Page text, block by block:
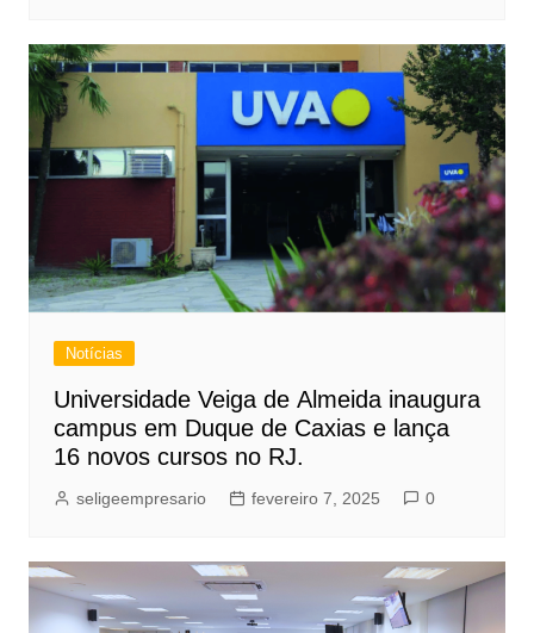
Notícias
Universidade Veiga de Almeida inaugura
campus em Duque de Caxias e lança
16 novos cursos no RJ.
seligeempresario fevereiro 7, 2025 0